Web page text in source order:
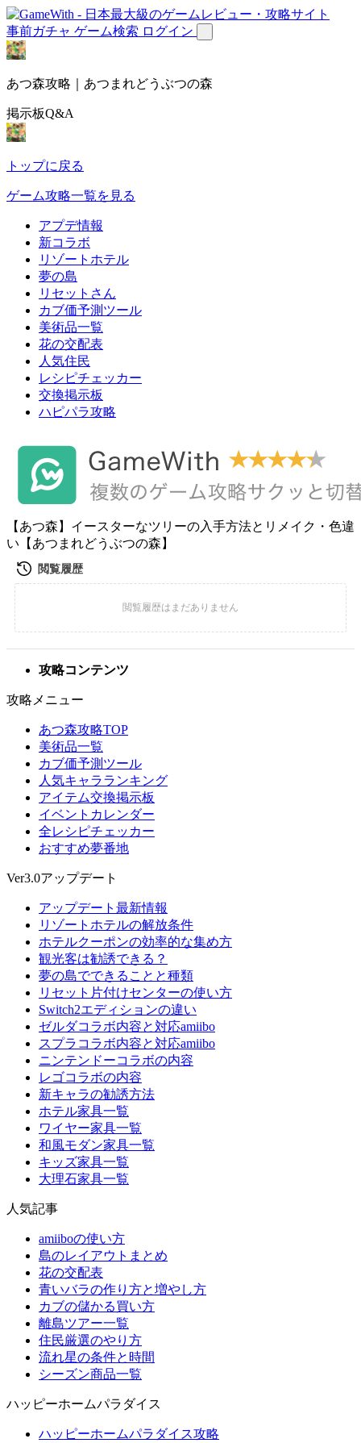
事前ガチャ ゲーム検索 ログイン
あつ森攻略｜あつまれどうぶつの森
掲示板Q&A
トップに戻る
ゲーム攻略一覧を見る
アプデ情報
新コラボ
リゾートホテル
夢の島
リセットさん
カブ価予測ツール
美術品一覧
花の交配表
人気住民
レシピチェッカー
交換掲示板
ハピパラ攻略
【あつ森】イースターなツリーの入手方法とリメイク・色違
い【あつまれどうぶつの森】
攻略コンテンツ
攻略メニュー
あつ森攻略TOP
美術品一覧
カブ価予測ツール
人気キャラランキング
アイテム交換掲示板
イベントカレンダー
全レシピチェッカー
おすすめ夢番地
Ver3.0アップデート
アップデート最新情報
リゾートホテルの解放条件
ホテルクーポンの効率的な集め方
観光客は勧誘できる？
夢の島でできることと種類
リセット片付けセンターの使い方
Switch2エディションの違い
ゼルダコラボ内容と対応amiibo
スプラコラボ内容と対応amiibo
ニンテンドーコラボの内容
レゴコラボの内容
新キャラの勧誘方法
ホテル家具一覧
ワイヤー家具一覧
和風モダン家具一覧
キッズ家具一覧
大理石家具一覧
人気記事
amiiboの使い方
島のレイアウトまとめ
花の交配表
青いバラの作り方と増やし方
カブの儲かる買い方
離島ツアー一覧
住民厳選のやり方
流れ星の条件と時間
シーズン商品一覧
ハッピーホームパラダイス
ハッピーホームパラダイス攻略